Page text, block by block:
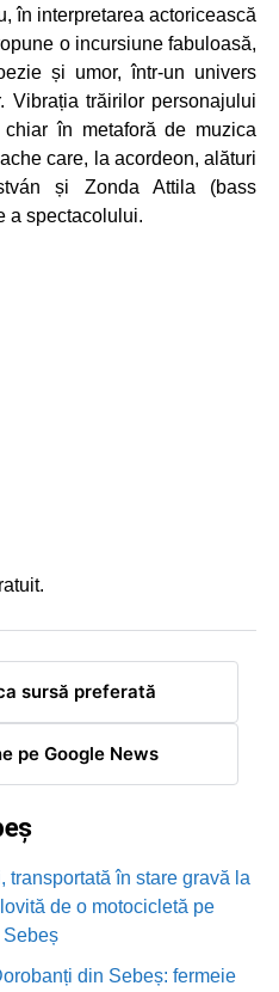
în interpretarea actoricească
o incursiune fabuloasă,
și umor, într-un univers
Vibrația trăirilor personajului
în metaforă de muzica
care, la acordeon, alături
și Zonda Attila (bass
a spectacolului.
sursă preferată
pe Google News
transportată în stare gravă la
de o motocicletă pe
din Sebeș: fermeie